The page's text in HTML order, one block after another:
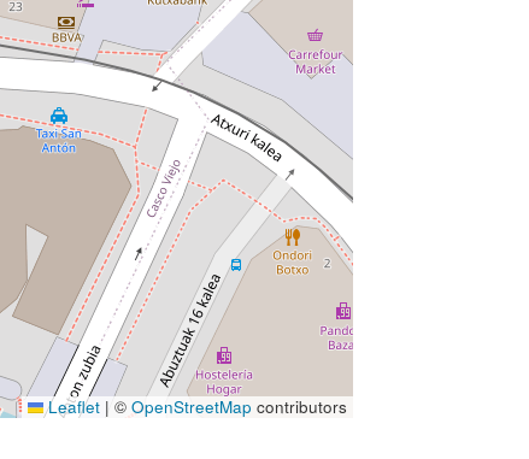
Leaflet | © OpenStreetMap contributors